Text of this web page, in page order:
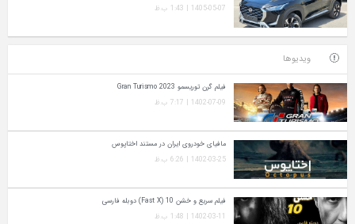
1405-05-07 | 1:43 ب.ظ
ویدیوها
فیلم گرن توریسمو Gran Turismo 2023
1402-07-09 | 7:17 ب.ظ
مافیای خودروی ایران در مستند اختاپوس
1402-03-25 | 6:26 ب.ظ
فیلم سریع و خشن 10 (Fast X) دوبله فارسی
1402-03-11 | 1:48 ب.ظ